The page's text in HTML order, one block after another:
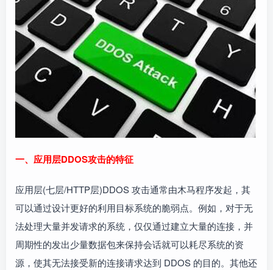
一、应用层DDOS攻击的特征
应用层(七层/HTTP层)DDOS 攻击通常由木马程序发起，其
可以通过设计更好的利用目标系统的脆弱点。例如，对于无
法处理大量并发请求的系统，仅仅通过建立大量的连接，并
周期性的发出少量数据包来保持会话就可以耗尽系统的资
源，使其无法接受新的连接请求达到 DDOS 的目的。其他还